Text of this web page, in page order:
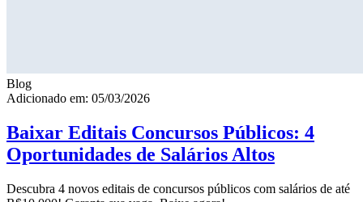
Blog
Adicionado em: 05/03/2026
Baixar Editais Concursos Públicos: 4
Oportunidades de Salários Altos
Descubra 4 novos editais de concursos públicos com salários de até